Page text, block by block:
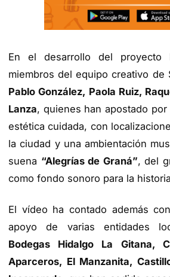
En el desarrollo del proyecto
miembros del equipo creativo de
Pablo González, Paola Ruiz,
Lanza, quienes han apostado
estética cuidada, con
la ciudad y una ambientación
suena “Alegrías de Graná”, del
como fondo sonoro para la
El vídeo ha contado además
apoyo de varias entidades
Bodegas Hidalgo La Gitana,
Aparceros, El Manzanita,